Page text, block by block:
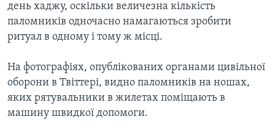
день хаджу, оскільки величезна кількість
паломників одночасно намагаються зробити
ритуал в одному і тому ж місці.
На фотографіях, опублікованих органами цивільної
оборони в Твіттері, видно паломників на ношах,
яких рятувальники в жилетах поміщають в
машину швидкої допомоги.